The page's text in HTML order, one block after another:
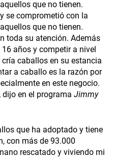
se comprometió con la
que no tienen.
toda su atención. Además
años y competir a nivel
caballos en su estancia
a caballo es la razón por
en este negocio.
dijo en el programa Jimmy
que ha adoptado y tiene
con más de 93.000
rescatado y viviendo mi